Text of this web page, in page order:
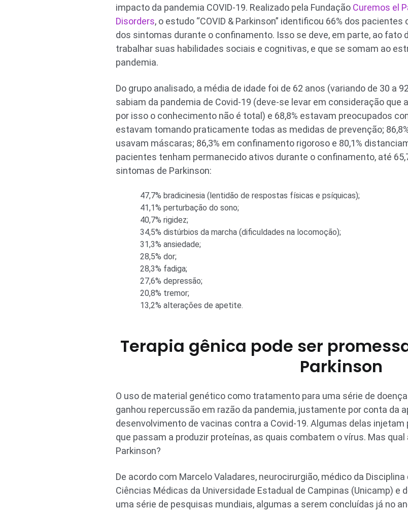
impacto da pandemia COVID-19. Realizado pela Fundação Curemos el
Disorders, o estudo “COVID & Parkinson” identificou 66% dos
dos sintomas durante o confinamento. Isso se deve, em parte, ao fato
trabalhar suas habilidades sociais e cognitivas, e que se somam ao
pandemia.
Do grupo analisado, a média de idade foi de 62 anos (variando de 30 a
sabiam da pandemia de Covid-19 (deve-se levar em consideração
por isso o conhecimento não é total) e 68,8% estavam preocupados
estavam tomando praticamente todas as medidas de prevenção;
usavam máscaras; 86,3% em confinamento rigoroso e 80,1%
pacientes tenham permanecido ativos durante o confinamento, até
sintomas de Parkinson:
47,7% bradicinesia (lentidão de respostas físicas e psíquicas);
41,1% perturbação do sono;
40,7% rigidez;
34,5% distúrbios da marcha (dificuldades na locomoção);
31,3% ansiedade;
28,5% dor;
28,3% fadiga;
27,6% depressão;
20,8% tremor;
13,2% alterações de apetite.
Terapia gênica pode ser
Parkinson
O uso de material genético como tratamento para uma série de
ganhou repercussão em razão da pandemia, justamente por conta da
desenvolvimento de vacinas contra a Covid-19. Algumas delas
que passam a produzir proteínas, as quais combatem o vírus. Mas
Parkinson?
De acordo com Marcelo Valadares, neurocirurgião, médico da
Ciências Médicas da Universidade Estadual de Campinas (Unicamp) e
uma série de pesquisas mundiais, algumas a serem concluídas já no